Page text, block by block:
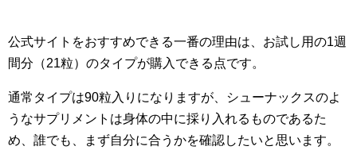
公式サイトをおすすめできる一番の理由は、お試し用の1週
間分（21粒）のタイプが購入できる点です。
通常タイプは90粒入りになりますが、シューナックスのよ
うなサプリメントは身体の中に採り入れるものであるた
め、誰でも、まず自分に合うかを確認したいと思います。